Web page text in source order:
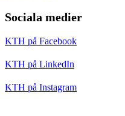
Sociala medier
KTH på Facebook
KTH på LinkedIn
KTH på Instagram